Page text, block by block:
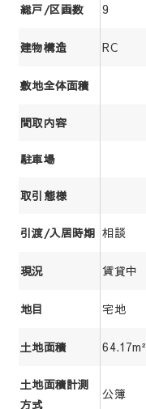
総戸/区画数 9
建物構造 RC
敷地全体面積
間取内容
駐車場
取引態様
引渡/入居時期 相談
現況 賃貸中
地目 宅地
土地面積 64.17m²
土地面積計測
方式
公簿